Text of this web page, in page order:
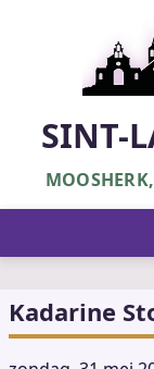
SINT-
Kadarine